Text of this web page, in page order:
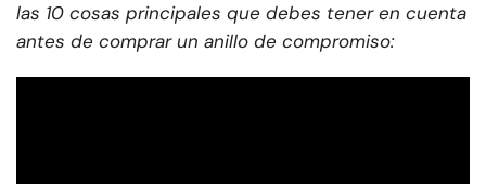
las 10 cosas principales que debes tener en cuenta
antes de comprar un anillo de compromiso: